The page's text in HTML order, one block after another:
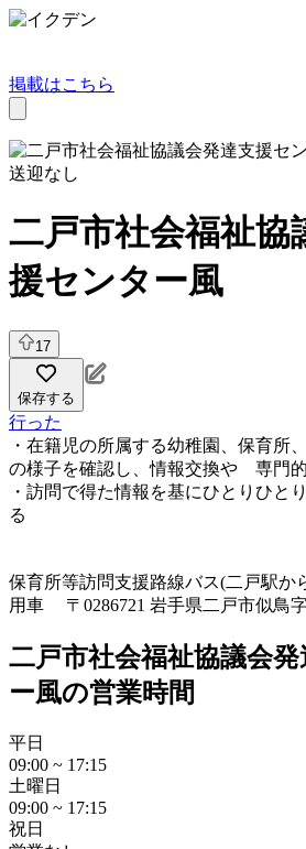
掲載はこちら
送迎なし
二戸市社会福祉協
援センター風
17
保存する
行った
・在籍児の所属する幼稚園、保育所
の様子を確認し、情報交換や 専門
・訪問で得た情報を基にひとりひと
る
保育所等訪問支援路線バス(二戸駅か
用車 〒0286721 岩手県二戸市似鳥
二戸市社会福祉協議会
ー風の営業時間
平日
09:00 ~ 17:15
土曜日
09:00 ~ 17:15
祝日